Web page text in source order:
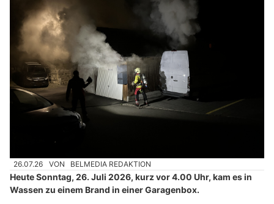
26.07.26 VON BELMEDIA REDAKTION
Heute Sonntag, 26. Juli 2026, kurz vor 4.00 Uhr, kam es in
Wassen zu einem Brand in einer Garagenbox.